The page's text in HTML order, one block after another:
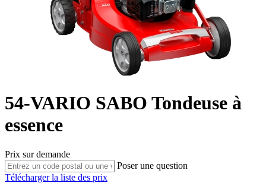
54-VARIO SABO Tondeuse à
essence
Prix sur demande
Poser une question
Télécharger la liste des prix